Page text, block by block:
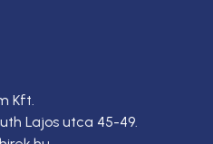
Kft.
Lajos utca 45-49.